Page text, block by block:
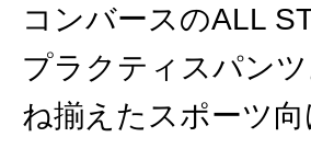
コンバースのALL
プラクティスパン
ね揃えたスポーツ